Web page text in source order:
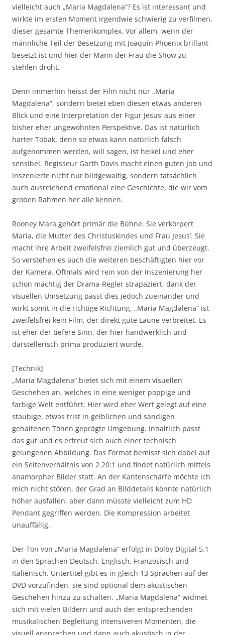
vielleicht auch „Maria Magdalena“? Es ist interessant und
wirkte im ersten Moment irgendwie schwierig zu verfilmen,
dieser gesamte Themenkomplex. Vor allem, wenn der
männliche Teil der Besetzung mit Joaquín Phoenix brillant
besetzt ist und hier der Mann der Frau die Show zu
stehlen droht.
Denn immerhin heisst der Film nicht nur „Maria
Magdalena“, sondern bietet eben diesen etwas anderen
Blick und eine Interpretation der Figur Jesus‘ aus einer
bisher eher ungewohnten Perspektive. Das ist natürlich
harter Tobak, denn so etwas kann natürlich falsch
aufgenommen werden, will sagen, ist heikel und eher
sensibel. Regisseur Garth Davis macht einen guten Job und
inszenierte nicht nur bildgewaltig, sondern tatsächlich
auch ausreichend emotional eine Geschichte, die wir vom
groben Rahmen her alle kennen.
Rooney Mara gehört primär die Bühne. Sie verkörpert
Maria, die Mutter des Christuskindes und Frau Jesus‘. Sie
macht ihre Arbeit zweifelsfrei ziemlich gut und überzeugt.
So verstehen es auch die weiteren beschäftigten hier vor
der Kamera. Oftmals wird rein von der Inszenierung her
schon mächtig der Drama-Regler strapaziert, dank der
visuellen Umsetzung passt dies jedoch zueinander und
wirkt somit in die richtige Richtung. „Maria Magdalena“ ist
zweifelsfrei kein Film, der direkt gute Laune verbreitet. Es
ist eher der tiefere Sinn, der hier handwerklich und
darstellerisch prima produziert wurde.
[Technik]
„Maria Magdalena“ bietet sich mit einem visuellen
Geschehen an, welches in eine weniger poppige und
farbige Welt entführt. Hier wird eher Wert gelegt auf eine
staubige, etwas trist in gelblichen und sandigen
gehaltenen Tönen geprägte Umgebung. Inhaltlich passt
das gut und es erfreut sich auch einer technisch
gelungenen Abbildung. Das Format bemisst sich dabei auf
ein Seitenverhältnis von 2.20:1 und findet natürlich mittels
anamorpher Bilder statt. An der Kantenschärfe möchte ich
mich nicht stören, der Grad an Bilddetails könnte natürlich
höher ausfallen, aber dann müsste vielleicht zum HD
Pendant gegriffen werden. Die Kompression arbeitet
unauffällig.
Der Ton von „Maria Magdalena“ erfolgt in Dolby Digital 5.1
in den Sprachen Deutsch, Englisch, Französisch und
Italienisch. Untertitel gibt es in gleich 13 Sprachen auf der
DVD vorzufinden, sie sind optional dem akustischen
Geschehen hinzu zu schalten. „Maria Magdalena“ widmet
sich mit vielen Bildern und auch der entsprechenden
musikalischen Begleitung intensiveren Momenten, die